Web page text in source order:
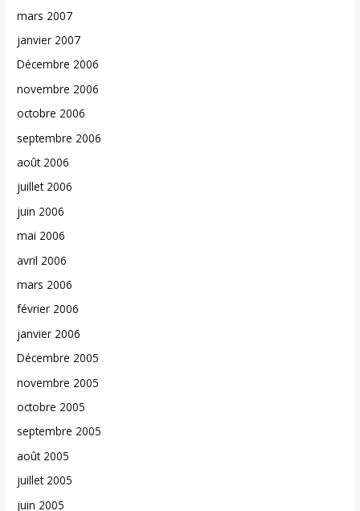
mars 2007
janvier 2007
Décembre 2006
novembre 2006
octobre 2006
septembre 2006
août 2006
juillet 2006
juin 2006
mai 2006
avril 2006
mars 2006
février 2006
janvier 2006
Décembre 2005
novembre 2005
octobre 2005
septembre 2005
août 2005
juillet 2005
juin 2005